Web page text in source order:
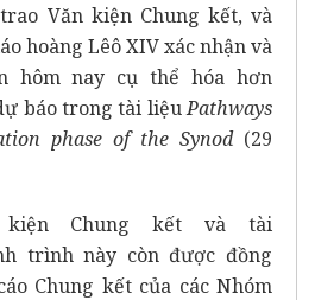
Văn kiện Chung kết, và
hoàng Lêô XIV xác nhận và
hôm nay cụ thể hóa hơn
báo trong tài liệuPathways
phase of the Synod(29
kiện Chung kết và tài
trình này còn được đồng
Chung kết của các Nhóm